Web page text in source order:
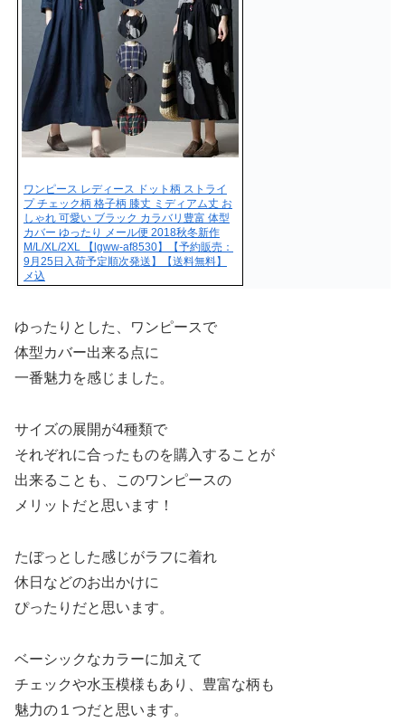
ワンピース レディース ドット柄 ストライ
プ チェック柄 格子柄 膝丈 ミディアム丈 お
しゃれ 可愛い ブラック カラバリ豊富 体型
カバー ゆったり メール便 2018秋冬新作
M/L/XL/2XL 【lgww-af8530】【予約販売：
9月25日入荷予定順次発送】【送料無料】
メ込
ゆったりとした、ワンピースで
体型カバー出来る点に
一番魅力を感じました。
サイズの展開が4種類で
それぞれに合ったものを購入することが
出来ることも、このワンピースの
メリットだと思います！
たぼっとした感じがラフに着れ
休日などのお出かけに
ぴったりだと思います。
ベーシックなカラーに加えて
チェックや水玉模様もあり、豊富な柄も
魅力の１つだと思います。